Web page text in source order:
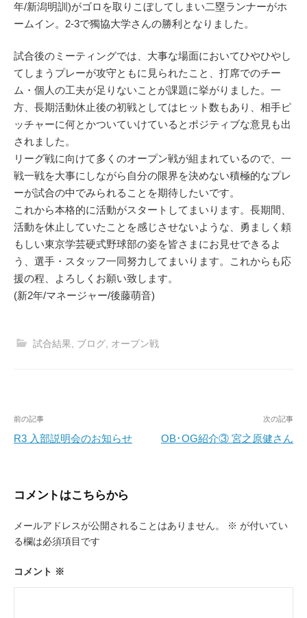
年/新潟明訓)がゴロを取りこぼしてしまい二塁ランナーがホ
ームイン。2-3で獨協大学さんの勝利となりました。
試合後のミーティングでは、大事な場面においてひやひやし
てしまうプレーが攻守ともに見られたこと、打席でのチー
ム・個人の工夫が足りないことが課題に挙がりました。一
方、長期活動休止後の初戦としてはヒット数もあり、相手ピ
ッチャーに何とかついていけているとポジティブな意見も出
されました。
リーグ戦に向けて多くのオープン戦が組まれているので、一
戦一戦を大事にしながら自分の限界を決めない積極的なプレ
ーが試合の中でみられることを期待したいです。
これから本格的に活動がスタートしてまいります。長期間、
活動を休止していたことを感じさせないような、勇ましく頼
もしい東京学芸硬式野球部の姿を皆さまにお見せできるよ
う、選手・スタッフ一同努力してまいります。これからも応
援の程、よろしくお願い致します。
(新2年/マネージャー/後藤萌音)
試合結果 ブログ オープン戦
投
稿
ゲ
ー
シ
ョ
ン
前の記事
R3 入部説明会のお知らせ
次の記事
OB･OG紹介③ 宮之原健さん
コメントはこちらから
メールアドレスが公開されることはありません。 ※ が付いてい
る欄は必須項目です
コメント ※